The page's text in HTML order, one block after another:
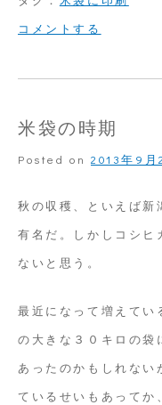
コメントする
袋
シ
ル
印
米袋の時期
Posted on 2013年9月
秋の収穫、といえば新
有名だ。しかしコシヒ
ないと思う。
最近になって増えてい
の大きな３０キロの袋
あったのかもしれない
ているせいもあってか